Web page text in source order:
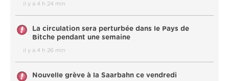
il y a 4 h 24 min
La circulation sera perturbée dans le Pays de
Bitche pendant une semaine
il y a 4 h 26 min
Nouvelle grève à la Saarbahn ce vendredi